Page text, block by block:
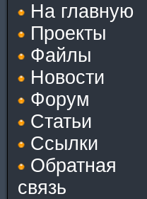
На главную
Проекты
Файлы
Новости
Форум
Статьи
Ссылки
Обратная
связь